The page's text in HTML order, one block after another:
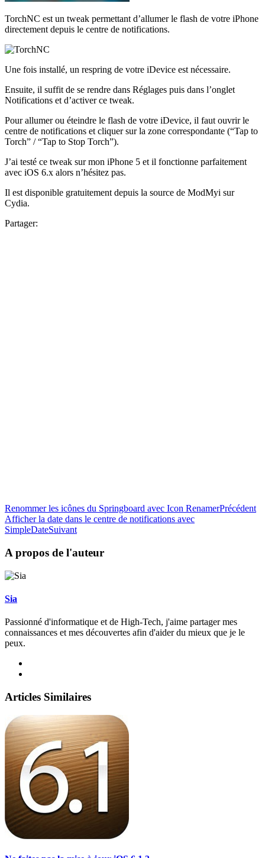
TorchNC est un tweak permettant d’allumer le flash de votre iPhone
directement depuis le centre de notifications.
Une fois installé, un respring de votre iDevice est nécessaire.
Ensuite, il suffit de se rendre dans Réglages puis dans l’onglet
Notifications et d’activer ce tweak.
Pour allumer ou éteindre le flash de votre iDevice, il faut ouvrir le
centre de notifications et cliquer sur la zone correspondante (“Tap to
Torch” / “Tap to Stop Torch”).
J’ai testé ce tweak sur mon iPhone 5 et il fonctionne parfaitement
avec iOS 6.x alors n’hésitez pas.
Il est disponible gratuitement depuis la source de ModMyi sur
Cydia.
Partager:
Renommer les icônes du Springboard avec Icon RenamerPrécédent
Afficher la date dans le centre de notifications avec
SimpleDateSuivant
A propos de l'auteur
Sia
Passionné d'informatique et de High-Tech, j'aime partager mes
connaissances et mes découvertes afin d'aider du mieux que je le
peux.
Articles Similaires